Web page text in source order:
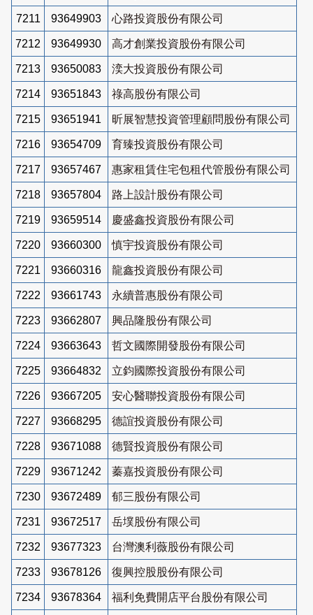
7211 93649903 心路投資股份有限公司
7212 93649930 高才創業投資股份有限公司
7213 93650083 湙大投資股份有限公司
7214 93651843 祿高股份有限公司
7215 93651941 昕展智慧投資管理顧問股份有限公司
7216 93654709 育臻投資股份有限公司
7217 93657467 惠家租賃住宅包租代管股份有限公司
7218 93657804 路上設計股份有限公司
7219 93659514 慶盛鑫投資股份有限公司
7220 93660300 慎宇投資股份有限公司
7221 93660316 龍鑫投資股份有限公司
7222 93661743 永續普惠股份有限公司
7223 93662807 興品隆股份有限公司
7224 93663643 哲文國際開發股份有限公司
7225 93664832 立鈞國際投資股份有限公司
7226 93667205 安心醫聯投資股份有限公司
7227 93668295 德誼投資股份有限公司
7228 93671088 德賢投資股份有限公司
7229 93671242 蓁嘉投資股份有限公司
7230 93672489 郁三股份有限公司
7231 93672517 岳墣股份有限公司
7232 93677323 台灣澳利薇股份有限公司
7233 93678126 復興控股股份有限公司
7234 93678364 福利免費開店平台股份有限公司